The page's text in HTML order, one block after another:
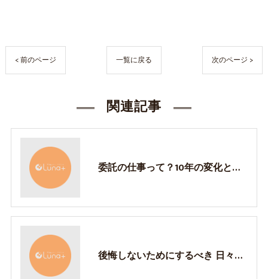
< 前のページ 一覧に戻る 次のページ >
関連記事
委託の仕事って？10年の変化と魅力
後悔しないためにするべき 日々の行動、考え方について